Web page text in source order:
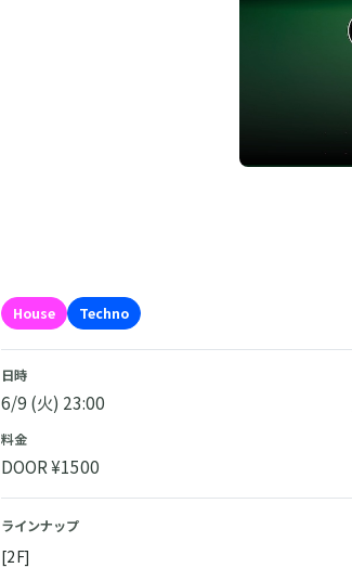
House Techno
日時
6/9 (火) 23:00
料金
DOOR ¥1500
ラインナップ
[2F]